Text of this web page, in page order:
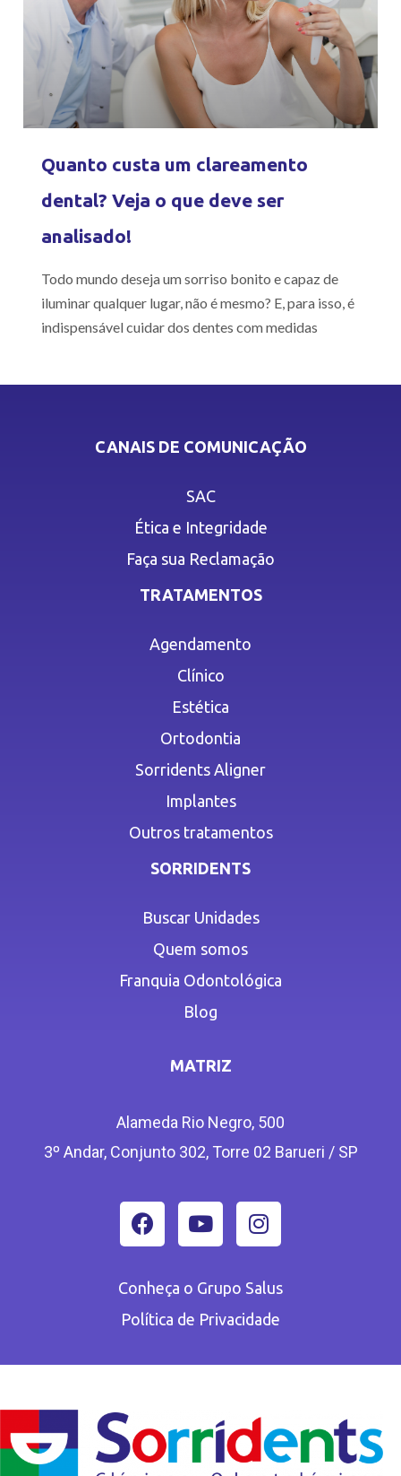
Quanto custa um clareamento
dental? Veja o que deve ser
analisado!
Todo mundo deseja um sorriso bonito e capaz de
iluminar qualquer lugar, não é mesmo? E, para isso, é
indispensável cuidar dos dentes com medidas
CANAIS DE COMUNICAÇÃO
SAC
Ética e Integridade
Faça sua Reclamação
TRATAMENTOS
Agendamento
Clínico
Estética
Ortodontia
Sorridents Aligner
Implantes
Outros tratamentos
SORRIDENTS
Buscar Unidades
Quem somos
Franquia Odontológica
Blog
MATRIZ
Alameda Rio Negro, 500
3º Andar, Conjunto 302, Torre 02 Barueri / SP
Conheça o Grupo Salus
Política de Privacidade